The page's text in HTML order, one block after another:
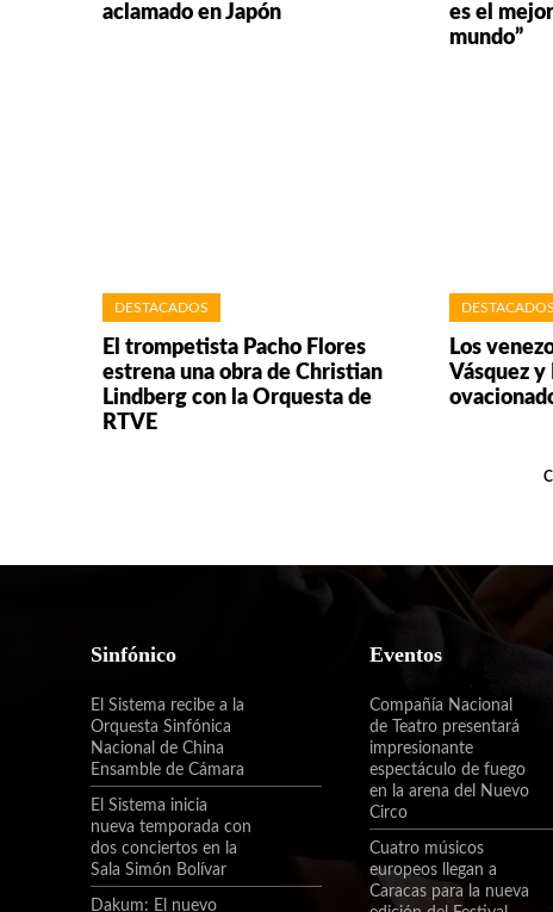
aclamado en Japón
es el
mundo”
DESTACADOS
El trompetista Pacho Flores
estrena una obra de Christian
Lindberg con la Orquesta de
RTVE
DESTACADOS
Los
Vásquez y
Sinfónico
El Sistema recibe a la
Orquesta Sinfónica
Nacional de China
Ensamble de Cámara
El Sistema inicia
nueva temporada con
dos conciertos en la
Sala Simón Bolívar
Dakum: El nuevo
Eventos
Compañía Nacional
de Teatro presentará
impresionante
espectáculo de fuego
en la arena del Nuevo
Circo
Cuatro músicos
europeos llegan a
Caracas para la nueva